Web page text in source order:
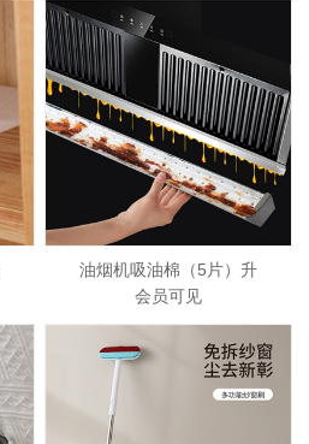
油烟机吸油棉（5片）升
会员可见